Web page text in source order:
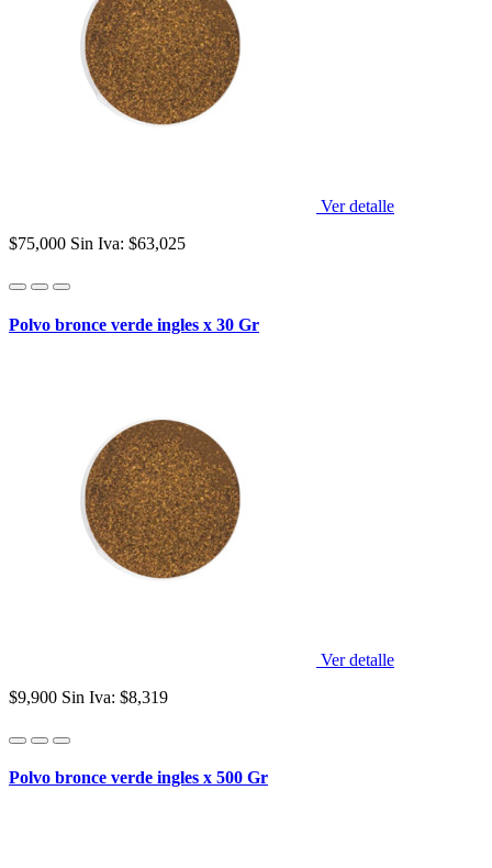
Ver detalle
$75,000 Sin Iva: $63,025
Polvo bronce verde ingles x 30 Gr
Ver detalle
$9,900 Sin Iva: $8,319
Polvo bronce verde ingles x 500 Gr